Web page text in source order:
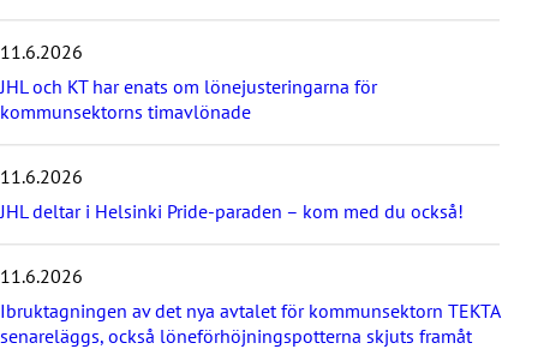
e
n
y
h
e
t
e
n
a
11.6.2026
JHL och KT har enats om lönejusteringarna för
kommunsektorns timavlönade
11.6.2026
JHL deltar i Helsinki Pride-paraden – kom med du också!
11.6.2026
Ibruktagningen av det nya avtalet för kommunsektorn TEKTA
senareläggs, också löneförhöjningspotterna skjuts framåt